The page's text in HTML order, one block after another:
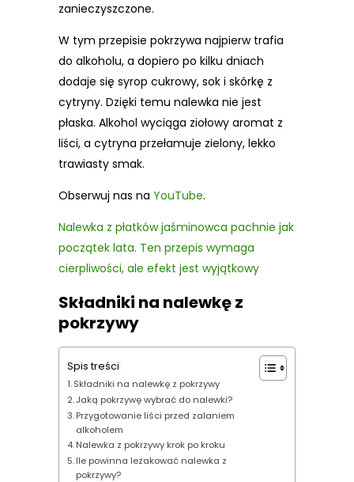
zanieczyszczone.
W tym przepisie pokrzywa najpierw trafia
do alkoholu, a dopiero po kilku dniach
dodaje się syrop cukrowy, sok i skórkę z
cytryny. Dzięki temu nalewka nie jest
płaska. Alkohol wyciąga ziołowy aromat z
liści, a cytryna przełamuje zielony, lekko
trawiasty smak.
Obserwuj nas na YouTube.
Nalewka z płatków jaśminowca pachnie jak
początek lata. Ten przepis wymaga
cierpliwości, ale efekt jest wyjątkowy
Składniki na nalewkę z
pokrzywy
Spis treści
Składniki na nalewkę z pokrzywy
Jaką pokrzywę wybrać do nalewki?
Przygotowanie liści przed zalaniem
alkoholem
Nalewka z pokrzywy krok po kroku
Ile powinna leżakować nalewka z
pokrzywy?